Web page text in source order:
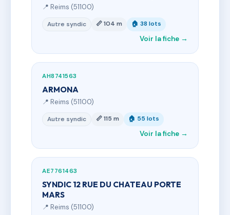
📍 Reims (51100)
Autre syndic 📏 104 m 🏠 38 lots
Voir la fiche →
AH8741563
ARMONA
📍 Reims (51100)
Autre syndic 📏 115 m 🏠 55 lots
Voir la fiche →
AE7761463
SYNDIC 12 RUE DU CHATEAU PORTE
MARS
📍 Reims (51100)